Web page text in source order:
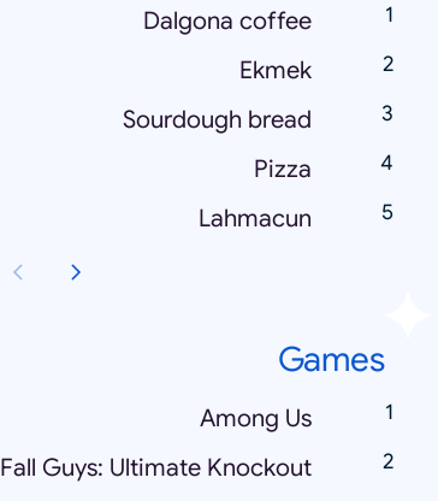
Dalgona coffee
Ekmek
Sourdough bread
Pizza
Lahmacun
Games
Among Us
Fall Guys: Ultimate Knockout